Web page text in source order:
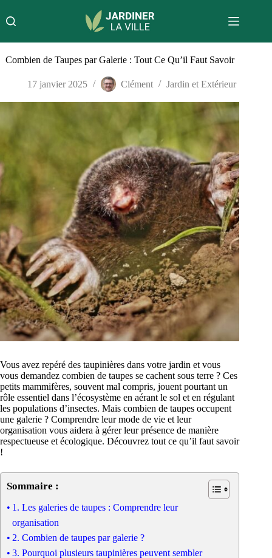
au
contenu
Combien de Taupes par Galerie : Tout Ce Qu’il Faut Savoir
17 janvier 2025 Clément Jardin et Extérieur
Vous avez repéré des taupinières dans votre jardin et vous
vous demandez combien de taupes se cachent sous terre ? Ces
petits mammifères, souvent mal compris, jouent pourtant un
rôle essentiel dans l’écosystème en aérant le sol et en régulant
les populations d’insectes. Mais combien de taupes occupent
une galerie ? Comprendre leur mode de vie et leur
organisation vous aidera à gérer leur présence de manière
respectueuse et écologique. Découvrez tout ce qu’il faut savoir
!
Sommaire :
1. Les galeries de taupes : Comprendre leur
organisation
2. Combien de taupes par galerie ?
3. Pourquoi plusieurs taupinières peuvent sembler